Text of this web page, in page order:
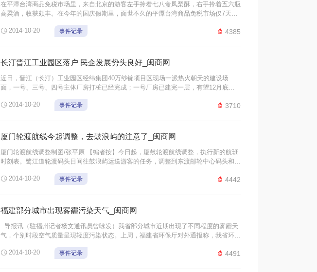
在平潭台湾商品免税市场里，来自北京的游客左手拎着七八盒凤梨酥，右手拎着五六瓶
高粱酒，收获颇丰。在今年的国庆假期里，面世不久的平潭台湾商品免税市场仅7天就
场，汇集了地理位置、政策优惠、旅游资源等各种优势于一身，可谓是寄予厚望。业内
 2014-10-20 事件记录  4385
长汀晋江工业园区落户 民企发展势头良好_闽商网
近日，晋江（长汀）工业园区经纬集团40万纱锭项目区现场一派热火朝天的建设场
面，一号、三号、四号主体厂房打桩已经完成；一号厂房已建完一层，有望12月底完
扶，共建互惠、共同发展的结晶，园区规划建设用地2000亩，总投资预计60亿元，其
 2014-10-20 事件记录  3710
厦门轮渡航线今起调整，去鼓浪屿的注意了_闽商网
厦门轮渡航线调整制图/张平原 【编者按】今日起，厦鼓轮渡航线调整，执行新的航班
时刻表。鹭江道轮渡码头日间往鼓浪屿运送游客的任务，调整到东渡邮轮中心码头和海
民和游客，本报从航线选择、购票须知、停车信息、公交出行四大方面为您推出 ...
 2014-10-20 事件记录  4442
福建部分城市出现雾霾污染天气_闽商网
导报讯（驻福州记者杨文通讯员曾咏发）我省部分城市近期出现了不同程度的雾霾天
气，个别时段空气质量呈现轻度污染状态。上周，福建省环保厅对外通报称，我省环保
月14日-17日，我省的宁德、福州、莆田、三明、南平等市的空气质量均出 ...
 2014-10-20 事件记录  4491